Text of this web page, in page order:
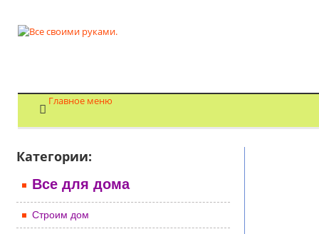
Главное меню
Категории:
Все для дома
Строим дом